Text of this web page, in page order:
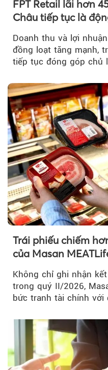
FPT Retail lãi hơn
Châu tiếp tục là
Doanh thu và lợi
đồng loạt tăng mạnh,
tiếp tục đóng góp chủ
Trái phiếu chiếm
của Masan
Không chỉ ghi nhận
trong quý II/2026,
bức tranh tài chính với